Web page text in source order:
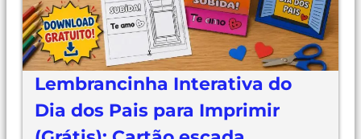
Lembrancinha Interativa do
Dia dos Pais para Imprimir